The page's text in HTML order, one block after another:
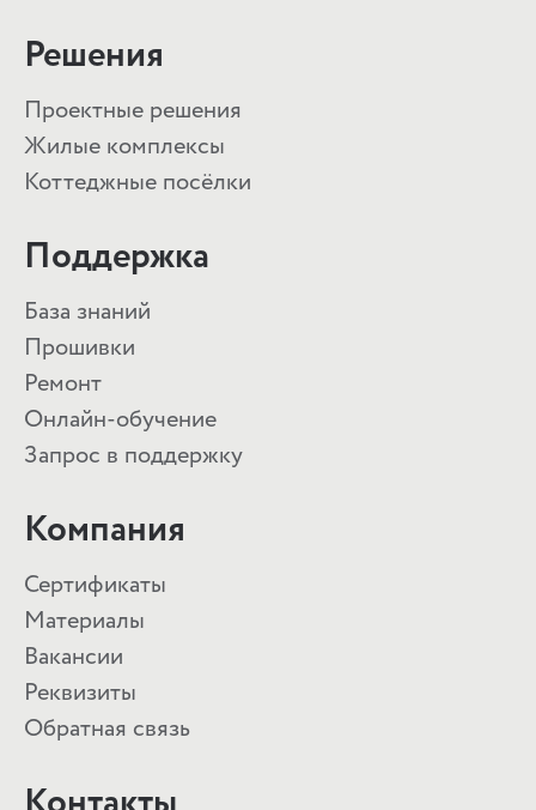
Решения
Проектные решения
Жилые комплексы
Коттеджные посёлки
Поддержка
База знаний
Прошивки
Ремонт
Онлайн-обучение
Запрос в поддержку
Компания
Сертификаты
Материалы
Вакансии
Реквизиты
Обратная связь